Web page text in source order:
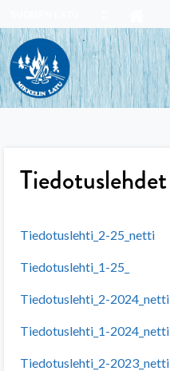
to
content
Tiedotuslehdet
Tiedotuslehti_2-25_netti
Tiedotuslehti_1-25_
Tiedotuslehti_2-2024_netti
Tiedotuslehti_1-2024_netti
Tiedotuslehti_2-2023_netti